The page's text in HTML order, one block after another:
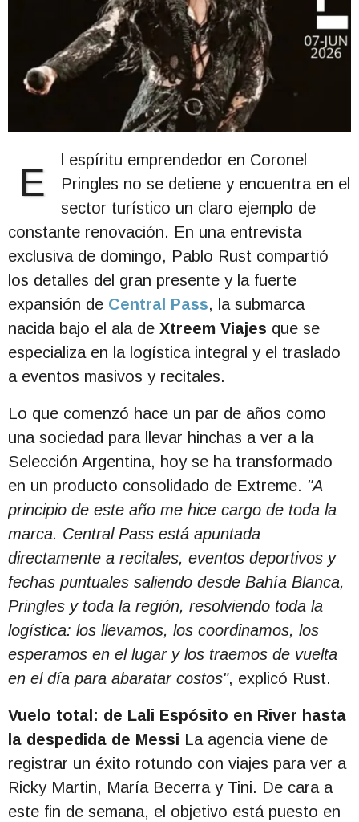
E
l espíritu emprendedor en Coronel
Pringles no se detiene y encuentra en el
sector turístico un claro ejemplo de
constante renovación. En una entrevista
exclusiva de domingo, Pablo Rust compartió
los detalles del gran presente y la fuerte
expansión de Central Pass, la submarca
nacida bajo el ala de Xtreem Viajes que se
especializa en la logística integral y el traslado
a eventos masivos y recitales.
Lo que comenzó hace un par de años como
una sociedad para llevar hinchas a ver a la
Selección Argentina, hoy se ha transformado
en un producto consolidado de Extreme. "A
principio de este año me hice cargo de toda la
marca. Central Pass está apuntada
directamente a recitales, eventos deportivos y
fechas puntuales saliendo desde Bahía Blanca,
Pringles y toda la región, resolviendo toda la
logística: los llevamos, los coordinamos, los
esperamos en el lugar y los traemos de vuelta
en el día para abaratar costos", explicó Rust.
Vuelo total: de Lali Espósito en River hasta
la despedida de Messi La agencia viene de
registrar un éxito rotundo con viajes para ver a
Ricky Martin, María Becerra y Tini. De cara a
este fin de semana, el objetivo está puesto en